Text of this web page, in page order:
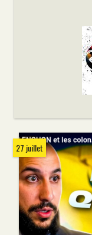
27 juillet